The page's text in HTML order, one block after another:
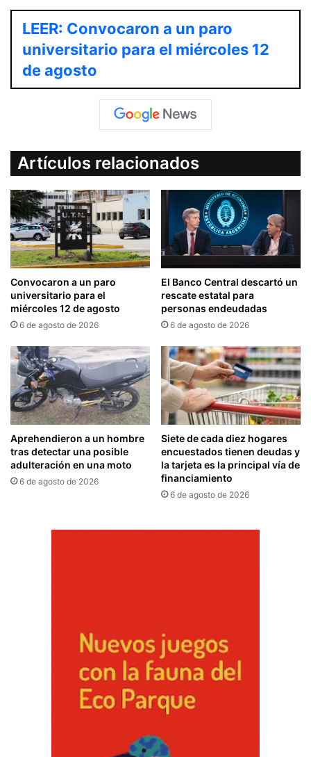
LEER: Convocaron a un paro
universitario para el miércoles 12
de agosto
Artículos relacionados
Convocaron a un paro
universitario para el
miércoles 12 de agosto
6 de agosto de 2026
El Banco Central descartó un
rescate estatal para
personas endeudadas
6 de agosto de 2026
Aprehendieron a un hombre
tras detectar una posible
adulteración en una moto
6 de agosto de 2026
Siete de cada diez hogares
encuestados tienen deudas y
la tarjeta es la principal vía de
financiamiento
6 de agosto de 2026